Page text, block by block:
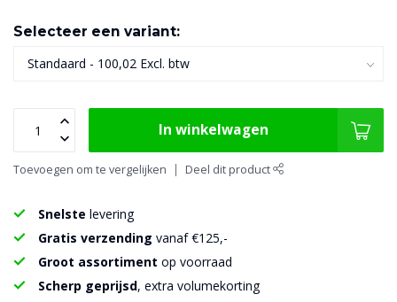
Selecteer een variant:
In winkelwagen
Toevoegen om te vergelijken Deel dit product
Snelste levering
Gratis verzending vanaf €125,-
Groot assortiment op voorraad
Scherp geprijsd, extra volumekorting